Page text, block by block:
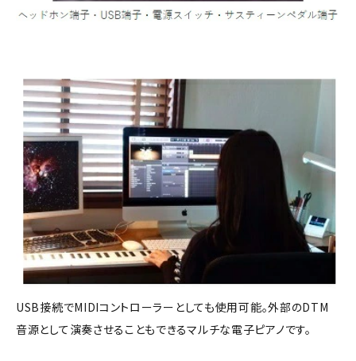
USB接続でMIDIコントローラーとしても使用可能。外部のDTM
音源として演奏させることもできるマルチな電子ピアノです。